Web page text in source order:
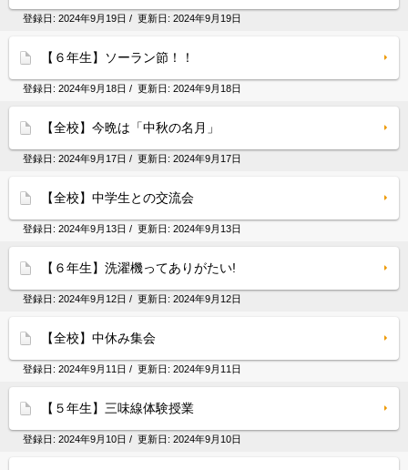
登録日: 2024年9月19日 / 更新日: 2024年9月19日
【６年生】ソーラン節！！
登録日: 2024年9月18日 / 更新日: 2024年9月18日
【全校】今晩は「中秋の名月」
登録日: 2024年9月17日 / 更新日: 2024年9月17日
【全校】中学生との交流会
登録日: 2024年9月13日 / 更新日: 2024年9月13日
【６年生】洗濯機ってありがたい!
登録日: 2024年9月12日 / 更新日: 2024年9月12日
【全校】中休み集会
登録日: 2024年9月11日 / 更新日: 2024年9月11日
【５年生】三味線体験授業
登録日: 2024年9月10日 / 更新日: 2024年9月10日